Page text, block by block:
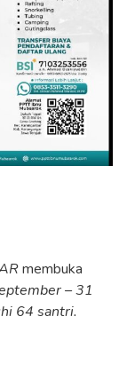
membuka
– 31
64 santri.